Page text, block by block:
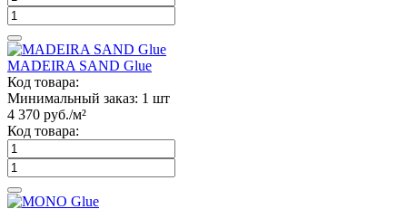
MADEIRA SAND Glue
Код товара:
Минимальный заказ: 1 шт
4 370 руб./м²
Код товара: